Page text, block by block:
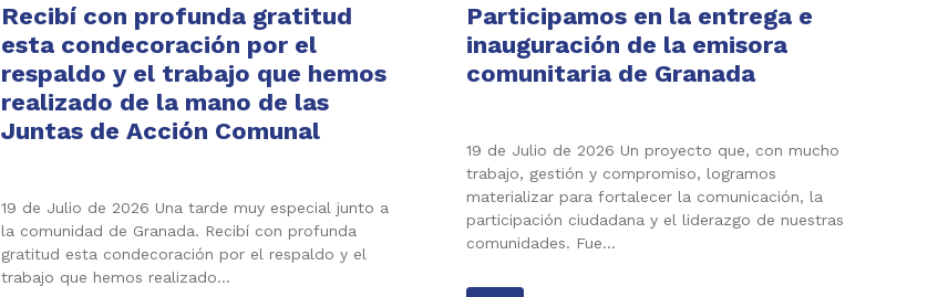
Recibí con profunda gratitud
esta condecoración por el
respaldo y el trabajo que hemos
realizado de la mano de las
Juntas de Acción Comunal
19 de Julio de 2026 Una tarde muy especial junto a
la comunidad de Granada. Recibí con profunda
gratitud esta condecoración por el respaldo y el
trabajo que hemos realizado…
Participamos en la entrega e
inauguración de la emisora
comunitaria de Granada
19 de Julio de 2026 Un proyecto que, con mucho
trabajo, gestión y compromiso, logramos
materializar para fortalecer la comunicación, la
participación ciudadana y el liderazgo de nuestras
comunidades. Fue…